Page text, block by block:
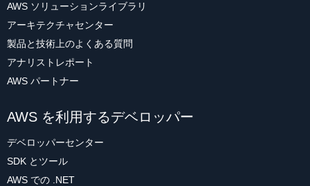
AWS ソリューションライブラリ
アーキテクチャセンター
製品と技術上のよくある質問
アナリストレポート
AWS パートナー
AWS を利用するデベロッパー
デベロッパーセンター
SDK とツール
AWS での .NET